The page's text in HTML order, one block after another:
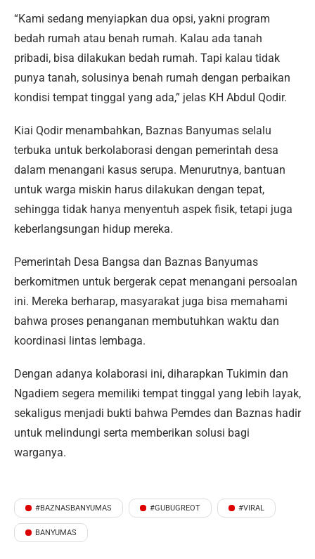
“Kami sedang menyiapkan dua opsi, yakni program
bedah rumah atau benah rumah. Kalau ada tanah
pribadi, bisa dilakukan bedah rumah. Tapi kalau tidak
punya tanah, solusinya benah rumah dengan perbaikan
kondisi tempat tinggal yang ada,” jelas KH Abdul Qodir.
Kiai Qodir menambahkan, Baznas Banyumas selalu
terbuka untuk berkolaborasi dengan pemerintah desa
dalam menangani kasus serupa. Menurutnya, bantuan
untuk warga miskin harus dilakukan dengan tepat,
sehingga tidak hanya menyentuh aspek fisik, tetapi juga
keberlangsungan hidup mereka.
Pemerintah Desa Bangsa dan Baznas Banyumas
berkomitmen untuk bergerak cepat menangani persoalan
ini. Mereka berharap, masyarakat juga bisa memahami
bahwa proses penanganan membutuhkan waktu dan
koordinasi lintas lembaga.
Dengan adanya kolaborasi ini, diharapkan Tukimin dan
Ngadiem segera memiliki tempat tinggal yang lebih layak,
sekaligus menjadi bukti bahwa Pemdes dan Baznas hadir
untuk melindungi serta memberikan solusi bagi
warganya.
#BAZNASBANYUMAS #GUBUGREOT #VIRAL
BANYUMAS